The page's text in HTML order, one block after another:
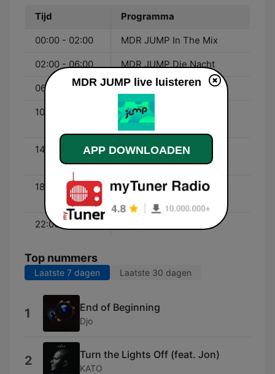
Tijd Programma
00:00 - 02:00 MDR JUMP In The Mix
02:00 - 06:00 MDR JUMP Die Nacht
06:00 - 10:00 MDR JUMP Am Morgen
10:00 - 14:00
MDR JUMP Am
Wochenende
14:00 - 18:00
MDR JUMP Am
Wochenende
18:00 - 22:00
MDR JUMP Die
22:00 - 00:00 MDR JUMP Die Nacht
Top nummers
Laatste 7 dagen Laatste 30 dagen
1 End of Beginning
Djo
2 Turn the Lights Off (feat. Jon)
KATO
MDR JUMP live luisteren
APP DOWNLOADEN